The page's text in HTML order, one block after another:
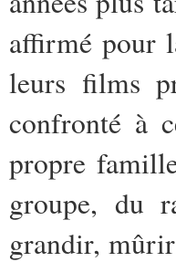
affirmé pour
leurs films
confronté à
propre
groupe, du
grandir,